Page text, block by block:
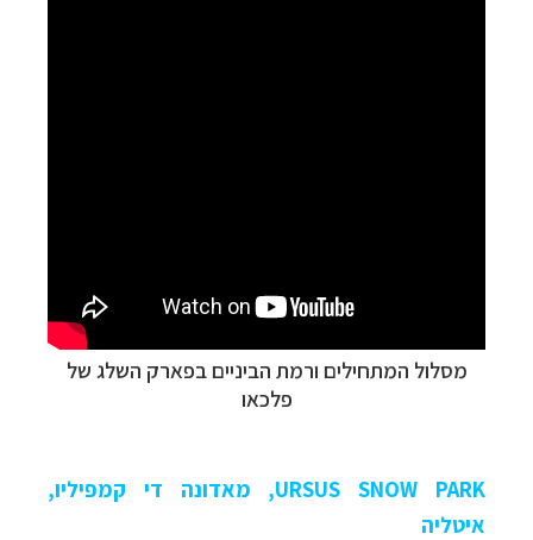
מסלול המתחילים ורמת הביניים בפארק השלג של
פלכאו
URSUS SNOW PARK, מאדונה די קמפיליו,
איטליה